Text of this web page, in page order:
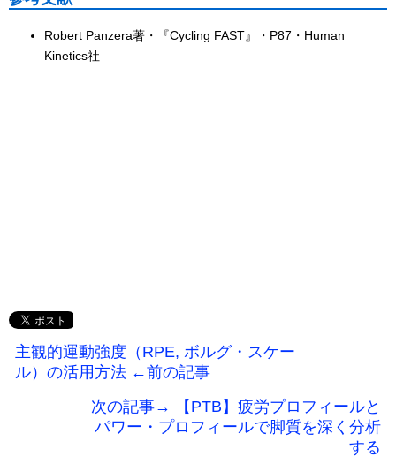
Robert Panzera著・『Cycling FAST』・P87・Human
Kinetics社
主観的運動強度（RPE, ボルグ・スケー
ル）の活用方法 ←前の記事
次の記事→ 【PTB】疲労プロフィールと
パワー・プロフィールで脚質を深く分析
する